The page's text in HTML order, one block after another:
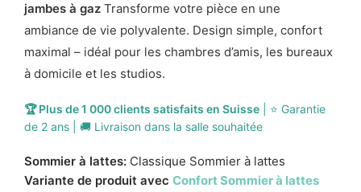
jambes à gaz Transforme votre pièce en une
ambiance de vie polyvalente. Design simple, confort
maximal – idéal pour les chambres d’amis, les bureaux
à domicile et les studios.
🏆 Plus de 1 000 clients satisfaits en Suisse | ⭐ Garantie
de 2 ans | 🚚 Livraison dans la salle souhaitée
Sommier à lattes: Classique Sommier à lattes
Variante de produit avec Confort Sommier à lattes